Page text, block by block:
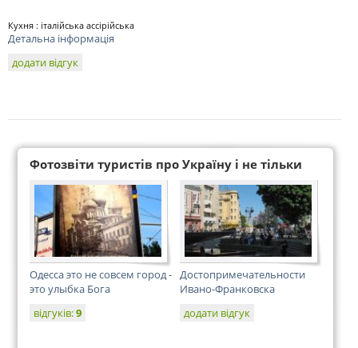
Кухня : італійська ассірійська
Детальна інформація
додати відгук
Фотозвіти туристів про Україну і не тільки
Одесса это не совсем город -
это улыбка Бога
відгуків:9
Достопримечательности
Ивано-Франковска
додати відгук